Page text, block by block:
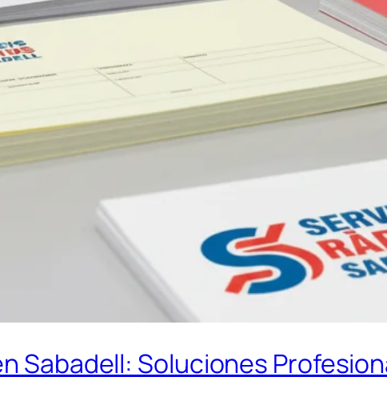
Sabadell: Soluciones